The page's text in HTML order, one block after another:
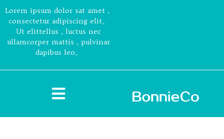
Lorem ipsum dolor sat amet，
consectetur adipiscing elit。
Ut elittellus，luctus nec
ullamcorper mattis，pulvinar
dapibus leo。